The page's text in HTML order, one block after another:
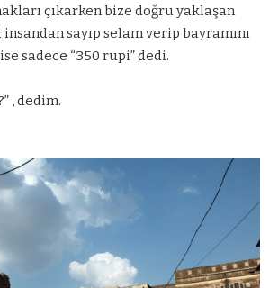
çıkarken bize doğru yaklaşan
sayıp selam verip bayramını
sadece “350 rupi” dedi.
, dedim.